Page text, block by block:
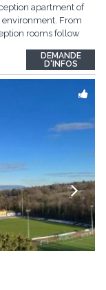
apartment of
environment. From
rooms follow
stuccoes,DEMANDE
D'INFOS